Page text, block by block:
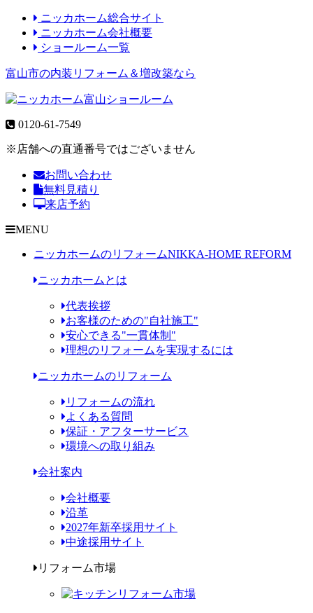
ニッカホーム総合サイト
ニッカホーム会社概要
ショールーム一覧
富山市の内装リフォーム＆増改築なら
0120-61-7549
※店舗への直通番号ではございません
お問い合わせ
無料見積り
来店予約
MENU
ニッカホームのリフォームNIKKA-HOME REFORM
ニッカホームとは
代表挨拶
お客様のための"自社施工"
安心できる"一貫体制"
理想のリフォームを実現するには
ニッカホームのリフォーム
リフォームの流れ
よくある質問
保証・アフターサービス
環境への取り組み
会社案内
会社概要
沿革
2027年新卒採用サイト
中途採用サイト
リフォーム市場